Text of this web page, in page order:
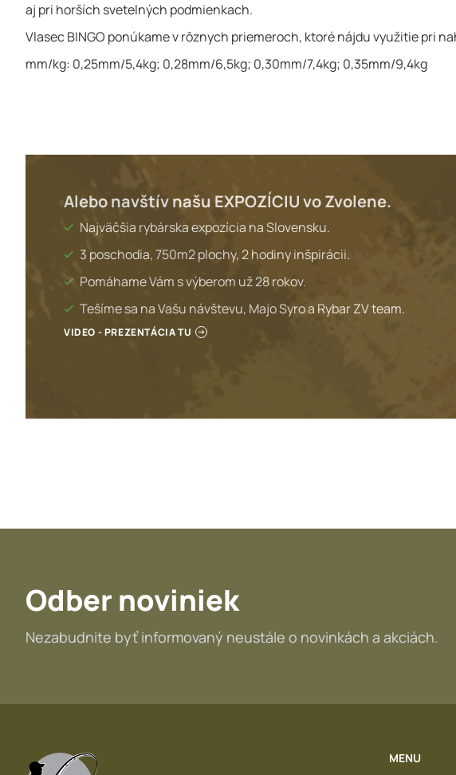
aj pri horších svetelných podmienkach.
Vlasec BINGO ponúkame v rôznych priemeroch, ktoré nájdu využitie pri
mm/kg: 0,25mm/5,4kg; 0,28mm/6,5kg; 0,30mm/7,4kg; 0,35mm/9,4kg
Alebo navštív našu EXPOZÍCIU vo Zvolene.
Najväčšia rybárska expozícia na Slovensku.
3 poschodia, 750m2 plochy, 2 hodiny inšpirácii.
Pomáhame Vám s výberom už 28 rokov.
Tešíme sa na Vašu návštevu, Majo Syro a Rybar ZV team.
VIDEO - PREZENTÁCIA TU
Odber noviniek
Nezabudnite byť informovaný neustále o novinkách a akciách.
MENU